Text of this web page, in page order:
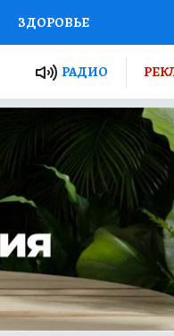
ЗДОРОВЬЕ
РОССИИ
ПУТЕВОДИТЕЛЬ
ТУРИЗМ
ПОТРЕБИТЕЛЯ ВСЕ О
РАДИО